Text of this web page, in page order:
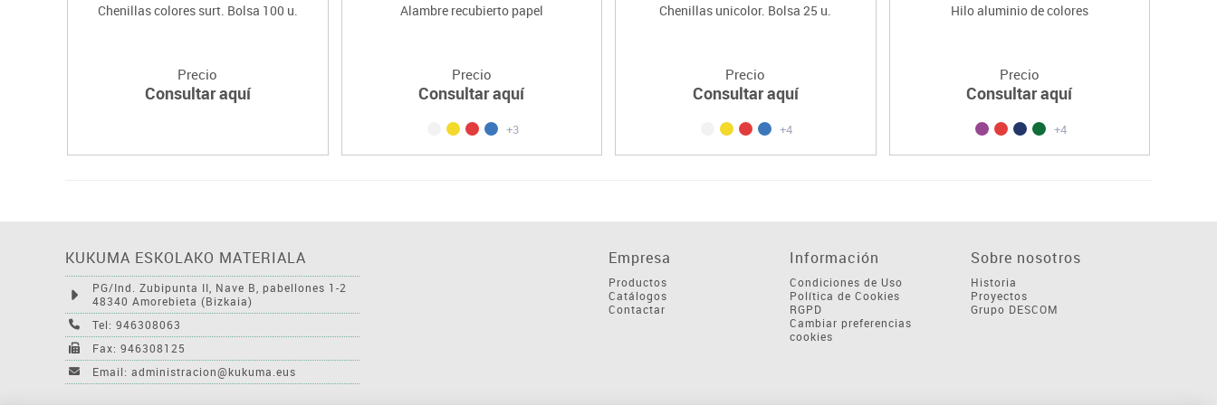
Chenillas colores surt. Bolsa 100 u.
Precio
Consultar aquí
Alambre recubierto papel
Precio
Consultar aquí
+3
Chenillas unicolor. Bolsa 25 u.
Precio
Consultar aquí
+4
Hilo aluminio de colores
Precio
Consultar aquí
+4
KUKUMA ESKOLAKO MATERIALA
PG/Ind. Zubipunta II, Nave B, pabellones 1-2
48340 Amorebieta (Bizkaia)
Tel: 946308063
Fax: 946308125
Email: administracion@kukuma.eus
Empresa
Productos
Catálogos
Contactar
Información
Condiciones de Uso
Política de Cookies
RGPD
Cambiar preferencias
cookies
Sobre nosotros
Historia
Proyectos
Grupo DESCOM